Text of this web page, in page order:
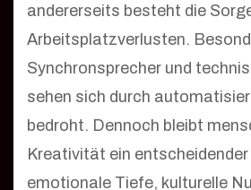
andererseits besteht die
Arbeitsplatzverlusten.
Synchronsprecher und
sehen sich durch
bedroht. Dennoch bleibt
Kreativität ein
emotionale Tiefe, kulturelle